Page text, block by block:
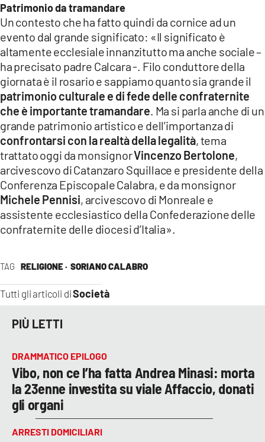
TAG RELIGIONE · SORIANO CALABRO
Tutti gli articoli diSocietà
Patrimonio da tramandare
Un contesto che ha fatto quindi da cornice ad un
evento dal grande significato: «Il significato è
altamente ecclesiale innanzitutto ma anche sociale –
ha precisato padre Calcara -. Filo conduttore della
giornata è il rosario e sappiamo quanto sia grande il
patrimonio culturale e di fede delle confraternite
che è importante tramandare . Ma si parla anche di un
grande patrimonio artistico e dell’importanza di
confrontarsi con la realtà della legalità, tema
trattato oggi da monsignorVincenzo Bertolone,
arcivescovo di Catanzaro Squillace e presidente della
Conferenza Episcopale Calabra, e da monsignor
Michele Pennisi, arcivescovo di Monreale e
assistente ecclesiastico della Confederazione delle
confraternite delle diocesi d’Italia».
PIÙ LETTI
DRAMMATICO EPILOGO
Vibo, non ce l’ha fatta Andrea Minasi: morta
la 23enne investita su viale Affaccio, donati
gli organi
ARRESTI DOMICILIARI